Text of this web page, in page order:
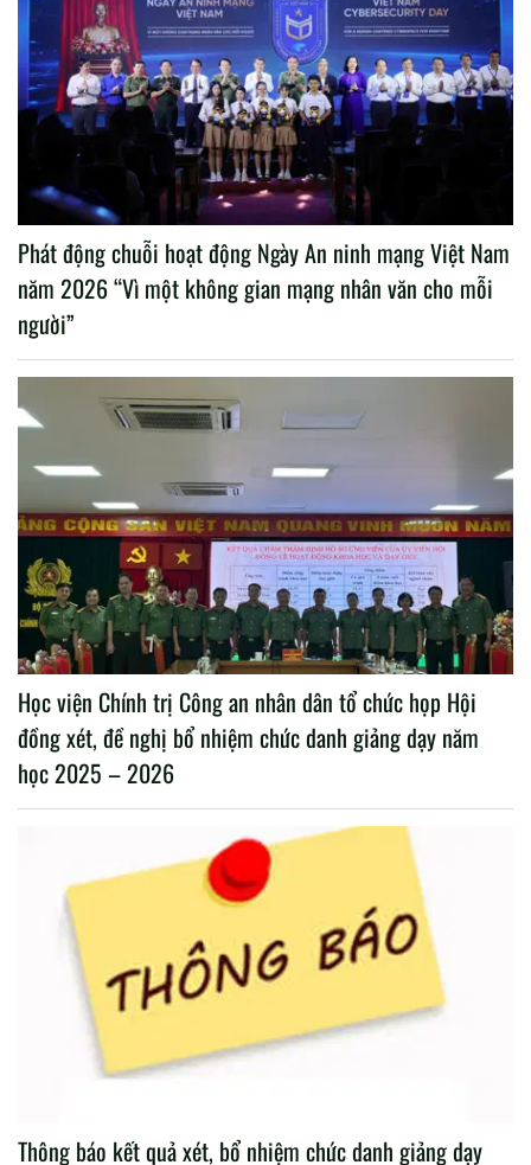
Phát động chuỗi hoạt động Ngày An ninh mạng Việt Nam
năm 2026 “Vì một không gian mạng nhân văn cho mỗi
người”
Học viện Chính trị Công an nhân dân tổ chức họp Hội
đồng xét, đề nghị bổ nhiệm chức danh giảng dạy năm
học 2025 – 2026
Thông báo kết quả xét, bổ nhiệm chức danh giảng dạy